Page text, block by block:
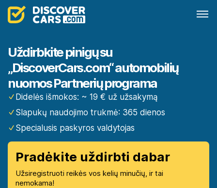
Uždirbkite pinigų su
„DiscoverCars.com“ automobilių
nuomos Partnerių programa
Didelės išmokos: ~ 19 € už užsakymą
Slapukų naudojimo trukmė: 365 dienos
Specialusis paskyros valdytojas
Pradėkite uždirbti dabar
Užsiregistruoti reikės vos kelių minučių, ir tai
nemokama!